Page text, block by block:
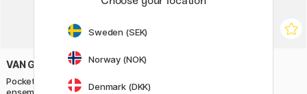
VAN GOGH
Pocket Box Peinture aquarelle
Sweden (SEK)
Norway (NOK)
Denmark (DKK)